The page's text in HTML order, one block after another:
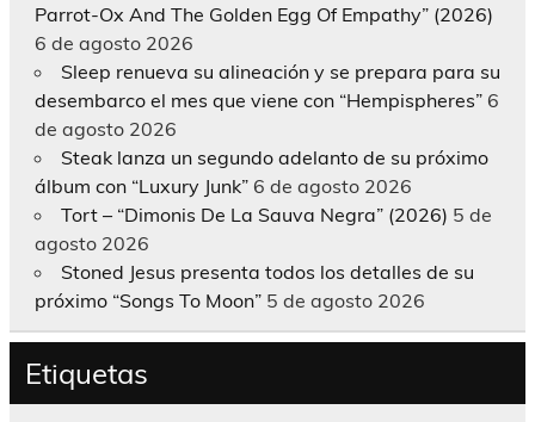
Parrot-Ox And The Golden Egg Of Empathy” (2026)
6 de agosto 2026
Sleep renueva su alineación y se prepara para su
desembarco el mes que viene con “Hempispheres” 6
de agosto 2026
Steak lanza un segundo adelanto de su próximo
álbum con “Luxury Junk” 6 de agosto 2026
Tort – “Dimonis De La Sauva Negra” (2026) 5 de
agosto 2026
Stoned Jesus presenta todos los detalles de su
próximo “Songs To Moon” 5 de agosto 2026
Etiquetas